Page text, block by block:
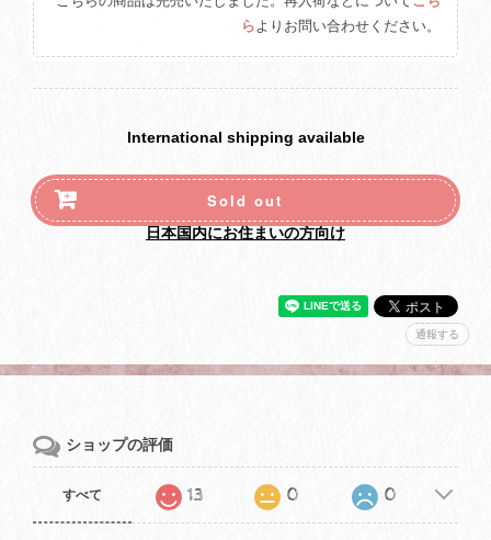
らよりお問い合わせください。
International shipping available
Sold out
日本国内にお住まいの方向け
通報する
ショップの評価
すべて 13 0 0